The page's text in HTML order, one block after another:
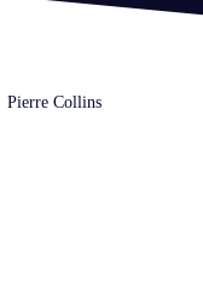
Pierre Collins